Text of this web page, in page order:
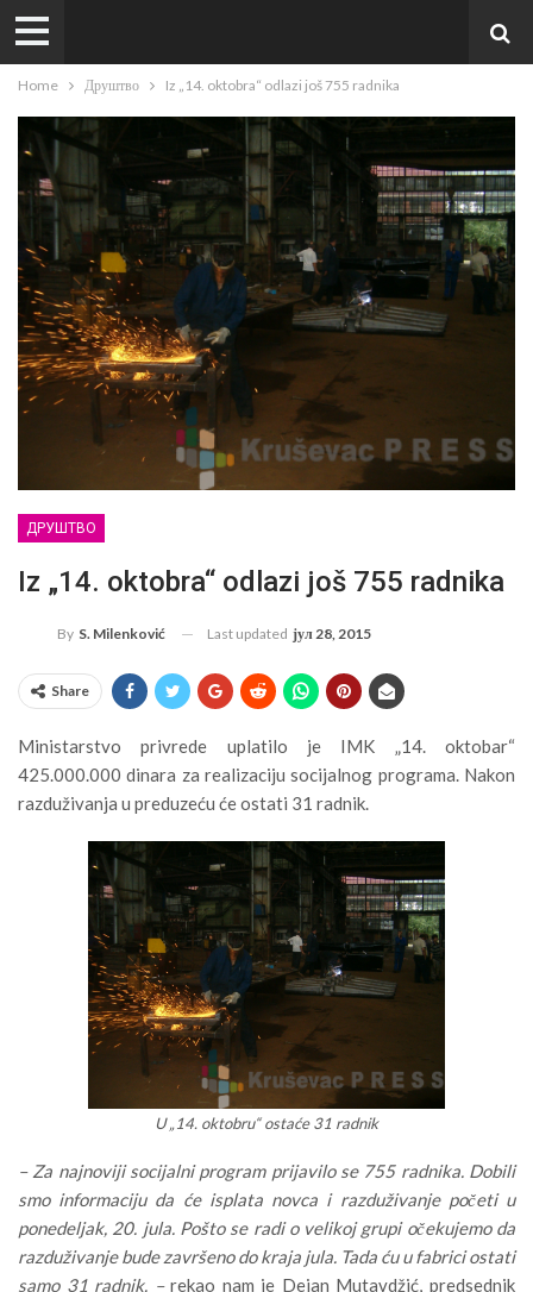
Home Друштво Iz „14. oktobra“ odlazi još 755 radnika
ДРУШТВО
Iz „14. oktobra“ odlazi još 755 radnika
By S. Milenković Last updated јул 28, 2015
Share
Ministarstvo privrede uplatilo je IMK „14. oktobar“
425.000.000 dinara za realizaciju socijalnog programa. Nakon
razduživanja u preduzeću će ostati 31 radnik.
U „14. oktobru“ ostaće 31 radnik
– Za najnoviji socijalni program prijavilo se 755 radnika. Dobili
smo informaciju da će isplata novca i razduživanje početi u
ponedeljak, 20. jula. Pošto se radi o velikoj grupi očekujemo da
razduživanje bude završeno do kraja jula. Tada ću u fabrici ostati
samo 31 radnik. –rekao nam je Dejan Mutavdžić, predsednik